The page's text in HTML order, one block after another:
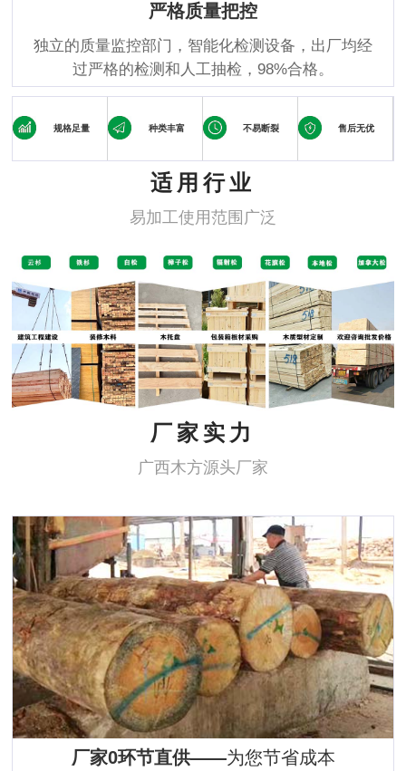
严格质量把控
独立的质量监控部门，智能化检测设备，出厂均经
过严格的检测和人工抽检，98%合格。
规格足量 种类丰富 不易断裂 售后无优
适用行业
易加工使用范围广泛
厂家实力
广西木方源头厂家
厂家0环节直供——为您节省成本